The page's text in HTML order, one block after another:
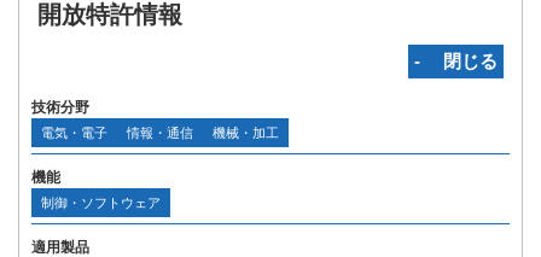
開放特許情報
‐ 閉じる
技術分野
電気・電子 情報・通信 機械・加工
機能
制御・ソフトウェア
適用製品